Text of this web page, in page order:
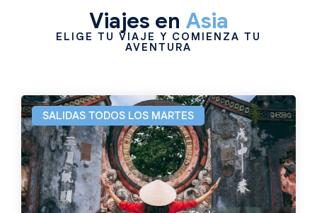
Viajes en Asia
ELIGE TU VIAJE Y COMIENZA TU
AVENTURA
SALIDAS TODOS LOS MARTES